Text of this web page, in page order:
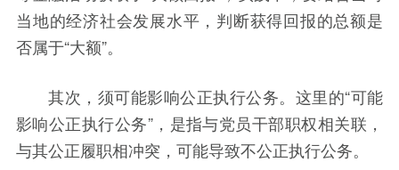
当地的经济社会发展水平，判断获得回报的总额是
否属于“大额”。
其次，须可能影响公正执行公务。这里的“可能
影响公正执行公务”，是指与党员干部职权相关联，
与其公正履职相冲突，可能导致不公正执行公务。